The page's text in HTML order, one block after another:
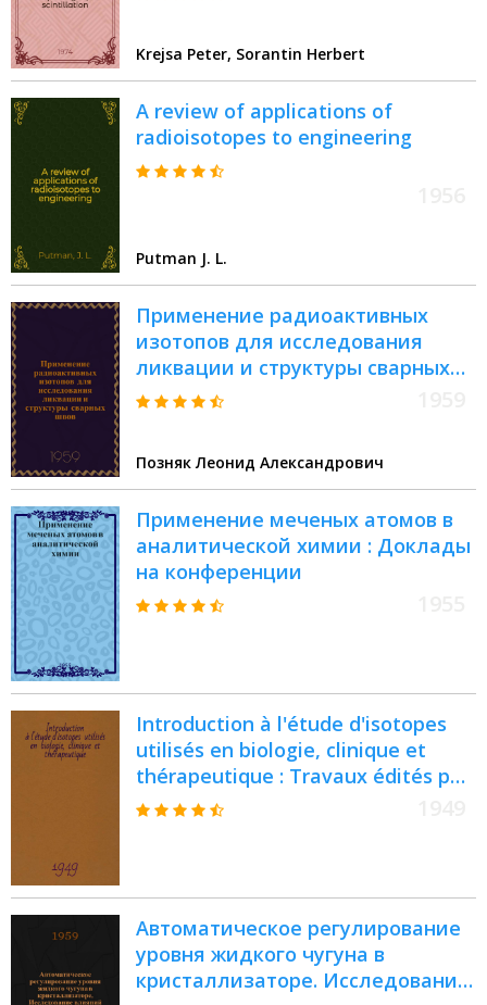
Krejsa Peter, Sorantin Herbert
A review of applications of
radioisotopes to engineering
Putman J. L.
Применение радиоактивных
изотопов для исследования
ликвации и структуры сварных
швов
Позняк Леонид Александрович
Применение меченых атомов в
аналитической химии : Доклады
на конференции
Introduction à l'étude d'isotopes
utilisés en biologie, clinique et
thérapeutique : Travaux édités par
la Commiss. des isotopes de l'Acad.
Автоматическое регулирование
уровня жидкого чугуна в
кристаллизаторе. Исследование